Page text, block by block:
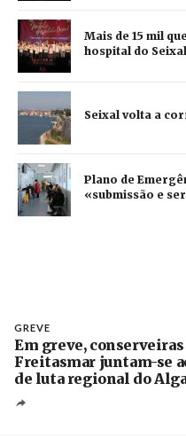
Mais de 15 mil
hospital do Seixal
Seixal volta a
Plano de
«submissão e
GREVE
Em greve, conserveiras
Freitasmar juntam-se
de luta regional do